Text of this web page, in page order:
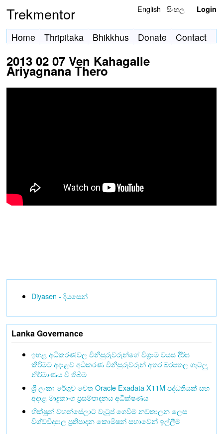
Trekmentor English සිංහල Login
Home Thripitaka Bhikkhus Donate Contact
2013 02 07 Ven Kahagalle
Ariyagnana Thero
Diyasen - දියසෙන්
Lanka Governance
ඉහළ අධිකරණවල විනිසුරුවරුන්ගේ විශ්‍රාම වයස දීර්ඝ
කිරීමට අදාළව අධිකරණ විනිසුරුවරුන් අතර බරපතල ගැටලු
නිර්මාණය වී තිබීම
ශ්‍රී ලංකා රේගුව වෙත Oracle Exadata X11M පද්ධතියක් සහ
අදාළ මෘදුකාංග ප්‍රසම්පාදනය අධීක්ෂණය
භික්ෂූන් වහන්සේලාට වැටුප් ගෙවීම නවතාලන ලෙස
විශ්වවිද්‍යාල ප්‍රතිපාදන කොමිෂන් සභාවෙන් ඉල්ලීම